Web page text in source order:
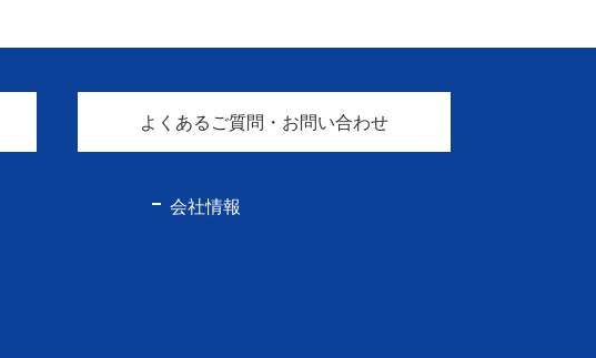
よくあるご質問・お問い合わせ
会社情報